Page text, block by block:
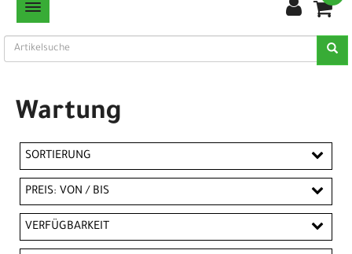
TOGGLE NAVIGATION
Wartung
SORTIERUNG
PREIS: VON / BIS
EUR
VERFÜGBARKEIT